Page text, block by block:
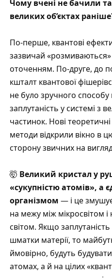
Чому вчені не бачили
великих об’єктах
По-перше, квантові
зазвичай «розмиваються»
оточенням. По-друге, до
кшталт квантової
не було зручного способу
заплутаність у системі з
частинок. Нові
методи відкрили вікно в
сторону звичних на вигляд
🤯 Великий кристал у
«сукупністю атомів»,
організмом — і це
на межу між мікросвітом
світом. Якщо
шматки матерії, то
ймовірно, будуть
атомах, а й на цілих